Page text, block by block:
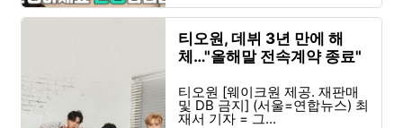
티오원, 데뷔 3년 만에 해
체…"올해말 전속계약 종료"
티오원 [웨이크원 제공. 재판매
및 DB 금지] (서울=연합뉴스) 최
재서 기자 = 그...